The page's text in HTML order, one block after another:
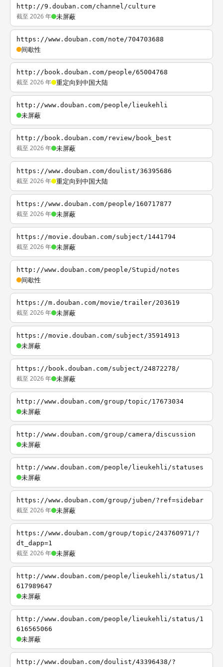
http://9.douban.com/channel/culture
截至 2026 年 未屏蔽
https://www.douban.com/note/704703688
间歇性
http://book.douban.com/people/65004768
截至 2026 年 重定向到中国大陆
http://www.douban.com/people/lieukehli
未屏蔽
http://book.douban.com/review/book_best
截至 2026 年 未屏蔽
https://www.douban.com/doulist/36395686
截至 2026 年 重定向到中国大陆
https://www.douban.com/people/160717877
截至 2026 年 未屏蔽
https://movie.douban.com/subject/1441794
截至 2026 年 未屏蔽
http://www.douban.com/people/Stupid/notes
间歇性
https://m.douban.com/movie/trailer/203619
截至 2026 年 未屏蔽
https://movie.douban.com/subject/35914913
未屏蔽
https://book.douban.com/subject/24872278/
截至 2026 年 未屏蔽
http://www.douban.com/group/topic/17673034
未屏蔽
http://www.douban.com/group/camera/discussion
未屏蔽
http://www.douban.com/people/lieukehli/statuses
未屏蔽
https://www.douban.com/group/juben/?ref=sidebar
截至 2026 年 未屏蔽
https://www.douban.com/group/topic/243760971/?
dt_dapp=1
截至 2026 年 未屏蔽
http://www.douban.com/people/lieukehli/status/1
617989647
未屏蔽
http://www.douban.com/people/lieukehli/status/1
616565066
未屏蔽
http://www.douban.com/doulist/43396438/?